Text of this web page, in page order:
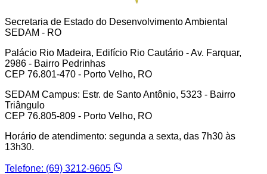
Secretaria de Estado do Desenvolvimento Ambiental
SEDAM - RO
Palácio Rio Madeira, Edifício Rio Cautário - Av. Farquar,
2986 - Bairro Pedrinhas
CEP 76.801-470 - Porto Velho, RO
SEDAM Campus: Estr. de Santo Antônio, 5323 - Bairro
Triângulo
CEP 76.805-809 - Porto Velho, RO
Horário de atendimento: segunda a sexta, das 7h30 às
13h30.
Telefone: (69) 3212-9605